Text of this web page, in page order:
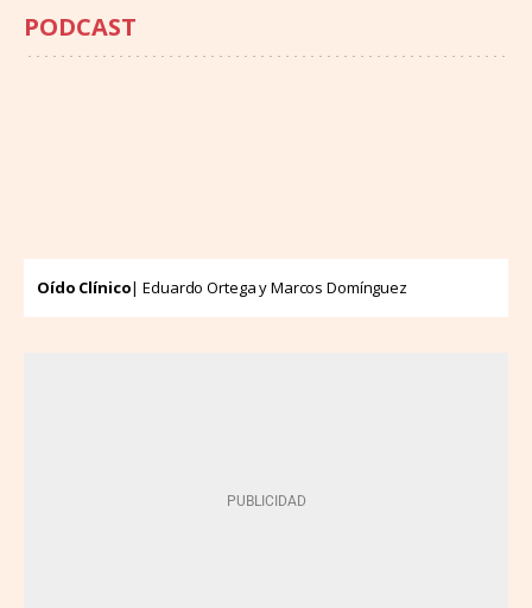
PODCAST
Oído Clínico| Eduardo Ortega y Marcos Domínguez